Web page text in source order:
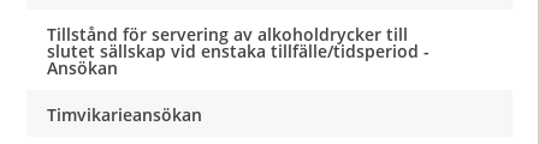
Tillstånd för servering av alkoholdrycker till
slutet sällskap vid enstaka tillfälle/tidsperiod -
Ansökan
Timvikarieansökan